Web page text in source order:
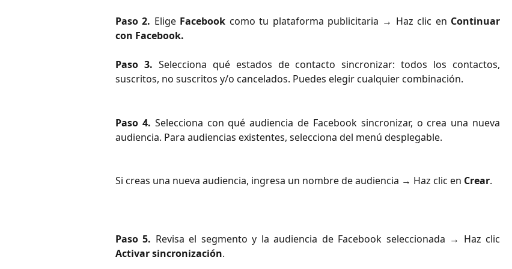
Paso 2. Elige Facebook como tu plataforma publicitaria → Haz clic en Continuar
con Facebook.
Paso 3. Selecciona qué estados de contacto sincronizar: todos los contactos,
suscritos, no suscritos y/o cancelados. Puedes elegir cualquier combinación.
Paso 4. Selecciona con qué audiencia de Facebook sincronizar, o crea una nueva
audiencia. Para audiencias existentes, selecciona del menú desplegable.
Si creas una nueva audiencia, ingresa un nombre de audiencia → Haz clic en Crear.
Paso 5. Revisa el segmento y la audiencia de Facebook seleccionada → Haz clic
Activar sincronización.